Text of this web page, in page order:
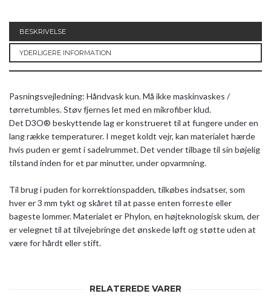
BESKRIVELSE
YDERLIGERE INFORMATION
Pasningsvejledning: Håndvask kun. Må ikke maskinvaskes /
tørretumbles. Støv fjernes let med en mikrofiber klud.
Det D3O® beskyttende lag er konstrueret til at fungere under en
lang række temperaturer. I meget koldt vejr, kan materialet hærde
hvis puden er gemt i sadelrummet. Det vender tilbage til sin bøjelig
tilstand inden for et par minutter, under opvarmning.
Til brug i puden for korrektionspadden, tilkøbes indsatser, som
hver er 3 mm tykt og skåret til at passe enten forreste eller
bageste lommer. Materialet er Phylon, en højteknologisk skum, der
er velegnet til at tilvejebringe det ønskede løft og støtte uden at
være for hårdt eller stift.
RELATEREDE VARER